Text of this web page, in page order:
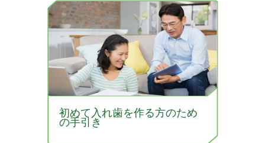
初めて入れ歯を作る方のため
の手引き